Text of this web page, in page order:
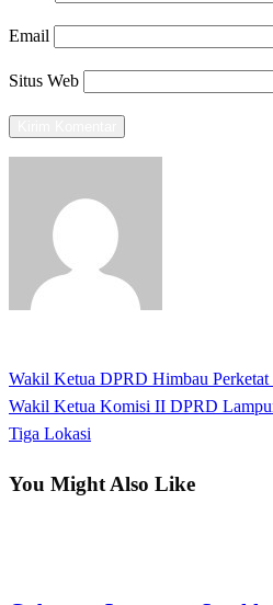
Email
Situs Web
Navigasi
pos
Previous
Post
Wakil Ketua DPRD Himbau Perketat
Next
Post
Wakil Ketua Komisi II DPRD
Tiga Lokasi
You Might Also Like